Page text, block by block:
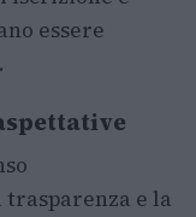
essere
e la